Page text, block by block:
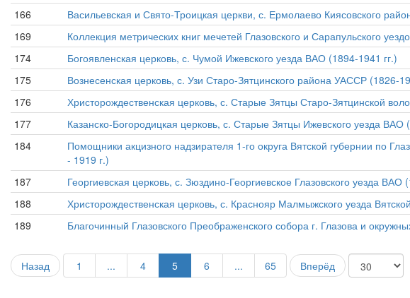
166
Васильевская и Свято-Троицкая церкви, с. Ермолаево Киясовского
169
Коллекция метрических книг мечетей Глазовского и Сарапульского
174
Богоявленская церковь, с. Чумой Ижевского уезда ВАО (1894-1941 гг.)
175
Вознесенская церковь, с. Узи Старо-Зятцинского района УАССР (1826-
176
Христорождественская церковь, с. Старые Зятцы Старо-Зятцинской
177
Казанско-Богородицкая церковь, с. Старые Зятцы Ижевского уезда ВАО
184
Помощники акцизного надзирателя 1-го округа Вятской губернии по
- 1919 г.)
187 Георгиевская церковь, с. Зюздино-Георгиевское Глазовского уезда ВАО
188
Христорождественская церковь, с. Краснояр Малмыжского уезда
189
Благочинный Глазовского Преображенского собора г. Глазова и
Назад 1 ... 4 5 6 ... 65 Вперёд